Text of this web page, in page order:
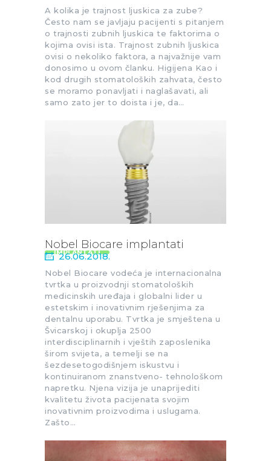
A kolika je trajnost ljuskica za zube?
Često nam se javljaju pacijenti s pitanjem
o trajnosti zubnih ljuskica te faktorima o
kojima ovisi ista. Trajnost zubnih ljuskica
ovisi o nekoliko faktora, a najvažnije vam
donosimo u ovom članku. Higijena Kao i
kod drugih stomatoloških zahvata, često
se moramo ponavljati i naglašavati, ali
samo zato jer to doista i je, da…
Nobel Biocare implantati
IMPLANTATI
26.06.2018.
Nobel Biocare vodeća je internacionalna
tvrtka u proizvodnji stomatoloških
medicinskih uređaja i globalni lider u
estetskim i inovativnim rješenjima za
dentalnu uporabu. Tvrtka je smještena u
Švicarskoj i okuplja 2500
interdisciplinarnih i vještih zaposlenika
širom svijeta, a temelji se na
šezdesetogodišnjem iskustvu i
kontinuiranom znanstveno- tehnološkom
napretku. Njena vizija je unaprijediti
kvalitetu života pacijenata svojim
inovativnim proizvodima i uslugama.
Zašto…